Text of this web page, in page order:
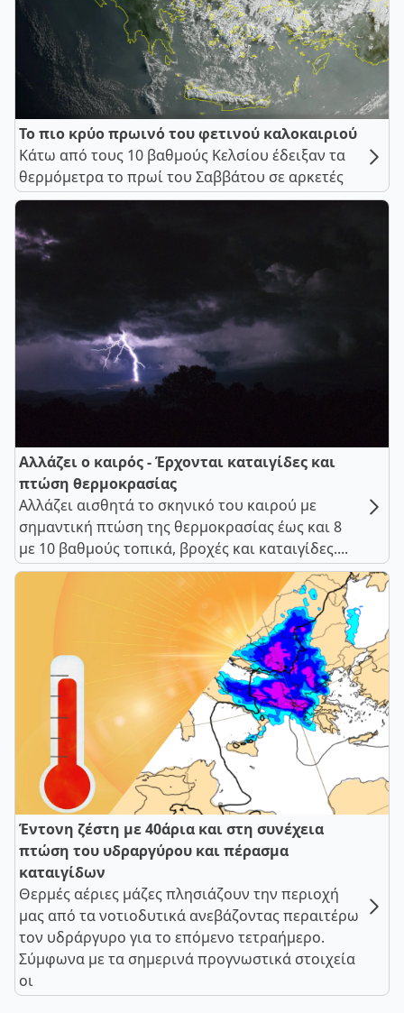
Το πιο κρύο πρωινό του φετινού καλοκαιριού
Κάτω από τους 10 βαθμούς Κελσίου έδειξαν τα
θερμόμετρα το πρωί του Σαββάτου σε αρκετές
Αλλάζει ο καιρός - Έρχονται καταιγίδες και
πτώση θερμοκρασίας
Αλλάζει αισθητά το σκηνικό του καιρού με
σημαντική πτώση της θερμοκρασίας έως και 8
με 10 βαθμούς τοπικά, βροχές και καταιγίδες....
Έντονη ζέστη με 40άρια και στη συνέχεια
πτώση του υδραργύρου και πέρασμα
καταιγίδων
Θερμές αέριες μάζες πλησιάζουν την περιοχή
μας από τα νοτιοδυτικά ανεβάζοντας περαιτέρω
τον υδράργυρο για το επόμενο τετραήμερο.
Σύμφωνα με τα σημερινά προγνωστικά στοιχεία
οι